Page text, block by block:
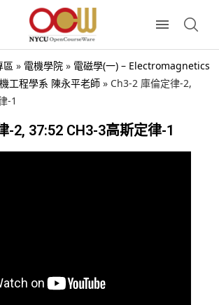
區 » 電機學院 » 電磁學(一) – Electromagnetics
工程學系 陳永平老師 » Ch3-2 庫倫定律-2,
-1
-2, 37:52 CH3-3高斯定律-1